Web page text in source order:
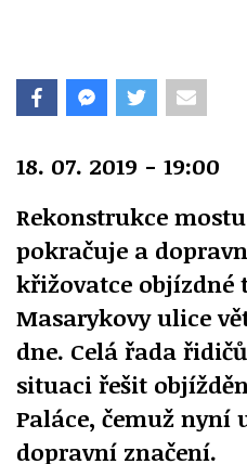
18. 07. 2019 - 19:00
Rekonstrukce
pokračuje a
křižovatce objízdné
Masarykovy ulice
dne. Celá řada
situaci řešit
Paláce, čemuž nyní
dopravní značení.